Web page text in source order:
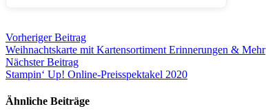
Vorheriger Beitrag
Weihnachtskarte mit Kartensortiment Erinnerungen & Mehr
Nächster Beitrag
Stampin‘ Up! Online-Preisspektakel 2020
Ähnliche Beiträge